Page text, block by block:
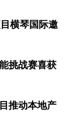
横琴国际邀
挑战赛喜获
推动本地产